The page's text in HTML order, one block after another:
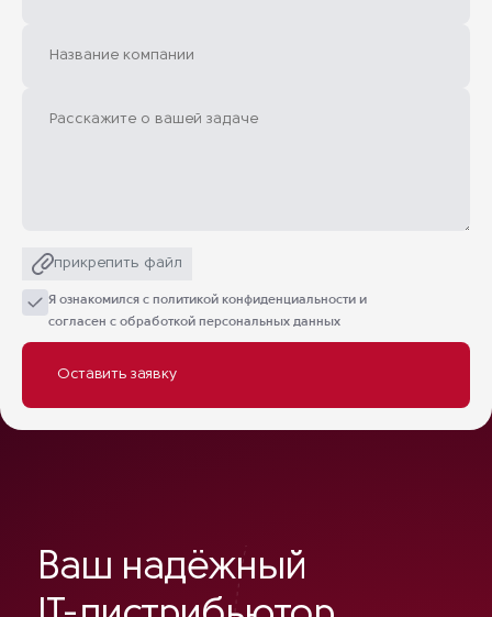
прикрепить файл
Я ознакомился с политикой конфиденциальности и
согласен с обработкой персональных данных
Ваш надёжный